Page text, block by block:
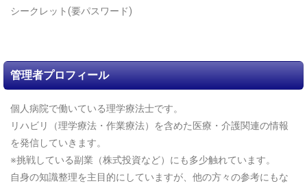
シークレット(要パスワード)
管理者プロフィール
個人病院で働いている理学療法士です。
リハビリ（理学療法・作業療法）を含めた医療・介護関連の情報
を発信していきます。
※挑戦している副業（株式投資など）にも多少触れています。
自身の知識整理を主目的にしていますが、他の方々の参考にもな